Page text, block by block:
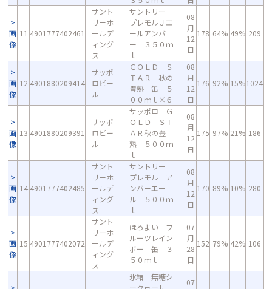
画
像
11 4901777402461
サント
リーホ
ールデ
ィング
ス
サントリー
プレモルＪエ
ールアンバ
ー ３５０ｍ
ｌ
08
月
12
日
178 64% 49% 209
画
像
12 4901880209414
サッポ
ロビー
ル
ＧＯＬＤ Ｓ
ＴＡＲ 秋の
豊熟 缶 ５
００ｍｌ×６
08
月
12
日
176 92% 15%1024
画
像
13 4901880209391
サッポ
ロビー
ル
サッポロ Ｇ
ＯＬＤ ＳＴ
ＡＲ秋の豊
熟 ５００ｍ
ｌ
08
月
12
日
175 97% 21% 186
画
像
14 4901777402485
サント
リーホ
ールデ
ィング
ス
サントリー
プレモル ア
ンバーエー
ル ５００ｍ
ｌ
08
月
12
日
170 89% 10% 280
画
像
15 4901777402072
サント
リーホ
ールデ
ィング
ス
ほろよい フ
ルーツレイン
ボー 缶 ３
５０ｍｌ
07
月
28
日
152 79% 42% 106
氷結 無糖シ
07